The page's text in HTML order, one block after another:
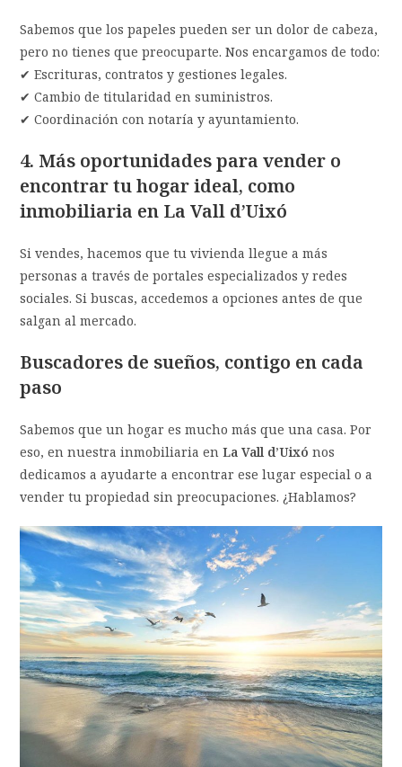
Sabemos que los papeles pueden ser un dolor de cabeza,
pero no tienes que preocuparte. Nos encargamos de todo:
✔ Escrituras, contratos y gestiones legales.
✔ Cambio de titularidad en suministros.
✔ Coordinación con notaría y ayuntamiento.
4. Más oportunidades para vender o
encontrar tu hogar ideal, como
inmobiliaria en La Vall d’Uixó
Si vendes, hacemos que tu vivienda llegue a más
personas a través de portales especializados y redes
sociales. Si buscas, accedemos a opciones antes de que
salgan al mercado.
Buscadores de sueños, contigo en cada
paso
Sabemos que un hogar es mucho más que una casa. Por
eso, en nuestra inmobiliaria enLa Vall d’Uixó nos
dedicamos a ayudarte a encontrar ese lugar especial o a
vender tu propiedad sin preocupaciones. ¿Hablamos?